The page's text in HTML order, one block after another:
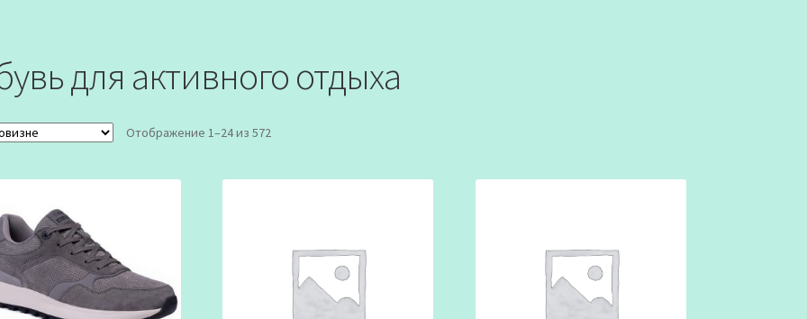
для активного отдыха
Отображение 1–24 из 572Сортировка: